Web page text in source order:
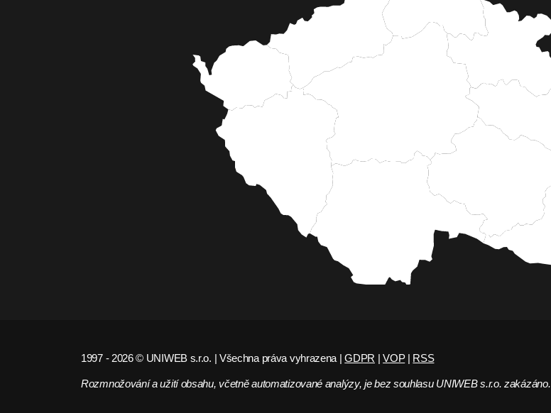
1997 - 2026 © UNIWEB s.r.o. | Všechna práva vyhrazena |GDPR |VOP| RSS
Rozmnožování a užití obsahu, včetně automatizované analýzy, je bez souhlasu UNIWEB s.r.o. zakázáno.